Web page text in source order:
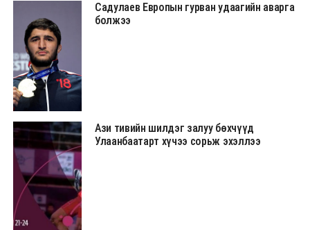
Садулаев Европын гурван удаагийн аварга
болжээ
Ази тивийн шилдэг залуу бөхчүүд
Улаанбаатарт хүчээ сорьж эхэллээ